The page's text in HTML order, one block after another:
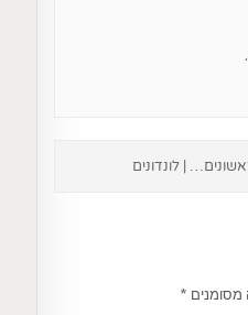
| לונדונים
מסומנים *